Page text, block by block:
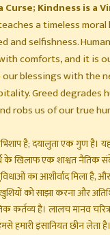
Curse; Kindness is a
a timeless moral
and selfishness.
comforts, and it is
blessings with the
Greed degrades
robs us of our true
है; दयालुता एक गुण है।
के खिलाफ एक शाश्वत नैतिक
का आशीर्वाद मिला है,
को साझा करना और
कर्तव्य है। लालच मानव
हमारी इंसानियत छीन लेता